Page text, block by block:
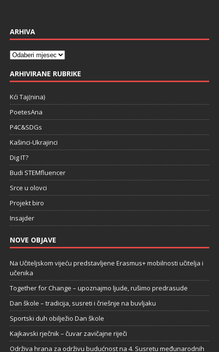
ARHIVA
ARHIVIRANE RUBRIKE
Kći Taj(nina)
PoetesAna
P4C&SDGs
Kašinci-Ukrajinci
Dig IT?
Budi STEMfluencer
Srce u olovci
Projekt biro
Insajder
NOVE OBJAVE
Na Učiteljskom vijeću predstavljene Erasmus+ mobilnosti učitelja i
učenika
Together for Change – upoznajmo ljude, rušimo predrasude
Dan škole – tradicija, susreti i čriešnje na buvljaku
Sportski duh obilježio Dan škole
Kajkavski rječnik – čuvar zavičajne riječi
Održiva hrana za održivu budućnost na 4. Susretu međunarodnih